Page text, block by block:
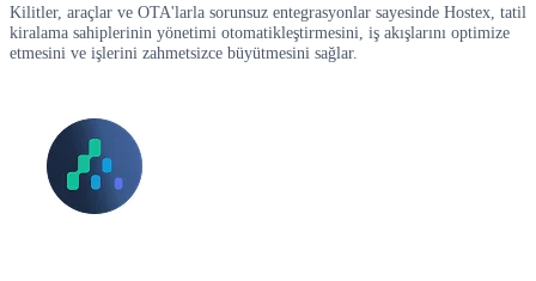
Kilitler, araçlar ve OTA'larla sorunsuz entegrasyonlar sayesinde Hostex, tatil
kiralama sahiplerinin yönetimi otomatikleştirmesini, iş akışlarını optimize
etmesini ve işlerini zahmetsizce büyütmesini sağlar.